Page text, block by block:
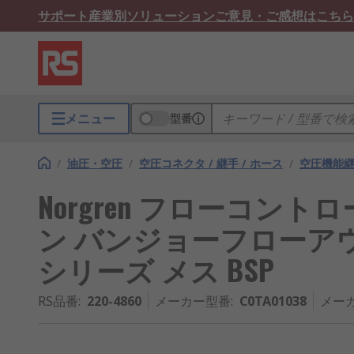
サポート産業別ソリューションご意見・ご感想はこちら
メニュー 型番
/ 油圧・空圧 / 空圧コネクタ / 継手 / ホース / 空圧機能
Norgren フローコント
ン バンジョーフローア
シリーズ メス BSP
RS品番: 220-4860 メーカー型番: C0TA01038 メー